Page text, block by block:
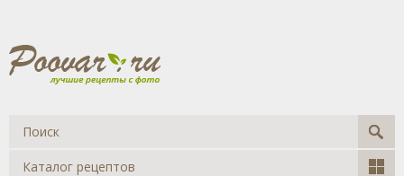
Каталог рецептов